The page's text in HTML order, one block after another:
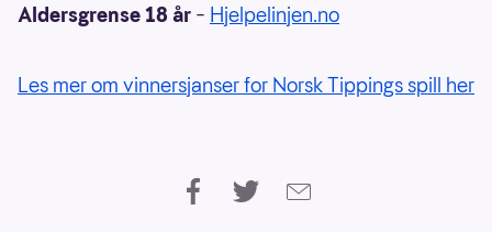
Aldersgrense 18 år – Hjelpelinjen.no
Les mer om vinnersjanser for Norsk Tippings spill her